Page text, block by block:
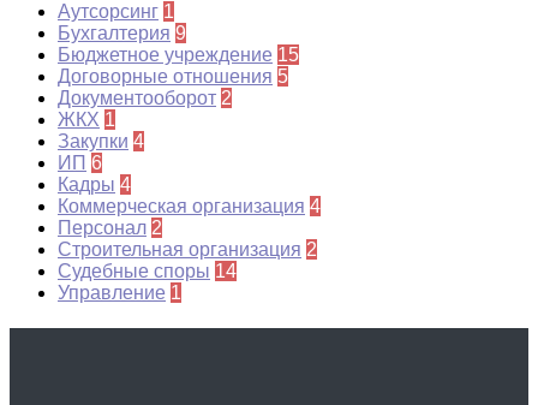
Аутсорсинг 1
Бухгалтерия 9
Бюджетное учреждение 15
Договорные отношения 5
Документооборот 2
ЖКХ 1
Закупки 4
ИП 6
Кадры 4
Коммерческая организация 4
Персонал 2
Строительная организация 2
Судебные споры 14
Управление 1